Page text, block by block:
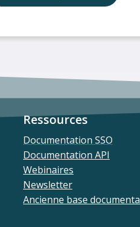
Ressources
Documentation SSO
Documentation API
Webinaires
Newsletter
Ancienne base